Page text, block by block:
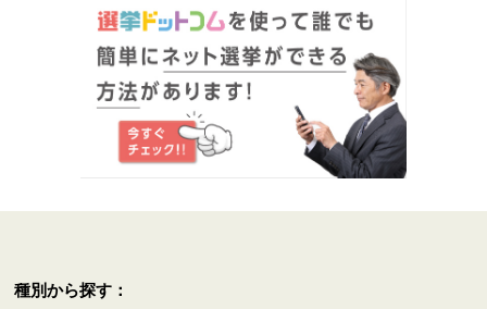
種別から探す：